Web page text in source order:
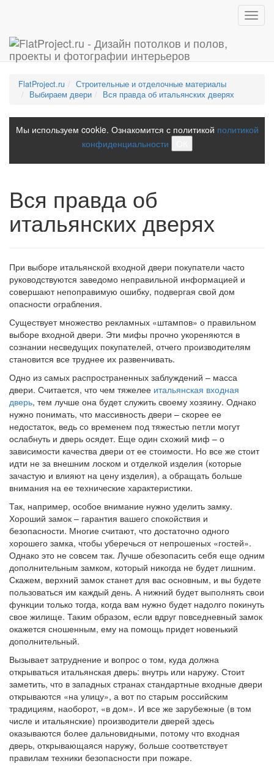
FlatProject.ru
Строительные и отделочные материалы
Выбираем двери
Вся правда об итальянских дверях
Мы используем cookie. Ознакомится с политикой политикой
конфиденциальности
Вся правда об
итальянских дверях
При выборе итальянской входной двери покупатели часто
руководствуются заведомо неправильной информацией и
совершают непоправимую ошибку, подвергая свой дом
опасности ограбления.
Существует множество рекламных «штампов» о правильном
выборе входной двери. Эти мифы прочно укореняются в
сознании несведущих покупателей, отчего производителям
становится все труднее их развенчивать.
Одно из самых распространенных заблуждений – масса
двери. Считается, что чем тяжелее итальянская входная
дверь, тем лучше она будет служить своему хозяину. Однако
нужно понимать, что массивность двери – скорее ее
недостаток, ведь со временем под тяжестью петли могут
ослабнуть и дверь осядет. Еще один схожий миф – о
зависимости качества двери от ее стоимости. Но все же стоит
идти не за внешним лоском и отделкой изделия (которые
зачастую и влияют на цену изделия), а обращать больше
внимания на ее технические характеристики.
Так, например, особое внимание нужно уделить замку.
Хороший замок – гарантия вашего спокойствия и
безопасности. Многие считают, что достаточно одного
хорошего замка, чтобы уберечься от непрошеных «гостей».
Однако это не совсем так. Лучше обезопасить себя еще одним
дополнительным замком, который никогда не будет лишним.
Скажем, верхний замок станет для вас основным, и вы будете
пользоваться им каждый день. А нижний будет выполнять свои
функции только тогда, когда вам нужно будет надолго покинуть
свое жилище. Таким образом, если вдруг повседневный замок
окажется сношенным, ему на помощь придет новенький
дополнительный.
Вызывает затруднение и вопрос о том, куда должна
открываться итальянская дверь: внутрь или наружу. Стоит
заметить, что в западных странах стандартные входные двери
открываются «на улицу», а вот по старым российским
традициям, наоборот, «в дом». И все же зарубежные (в том
числе и итальянские) производители дверей здесь
оказываются более дальновидными, потому что входная
дверь, открывающаяся наружу, больше соответствует
правилам техники безопасности при пожаре.